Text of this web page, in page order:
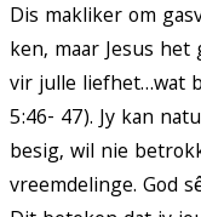
Dis makliker om
ken, maar Jesus
vir julle liefhet…wat
5:46- 47). Jy kan
besig, wil nie
vreemdelinge. God